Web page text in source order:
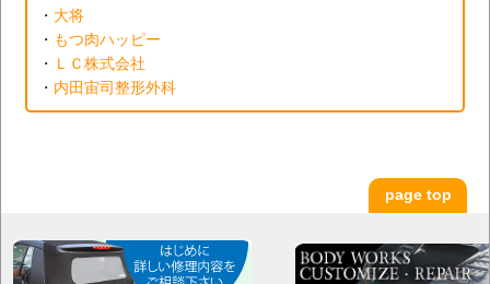
・ 大将
・ もつ肉ハッピー
・ ＬＣ株式会社
・ 内田宙司整形外科
page top